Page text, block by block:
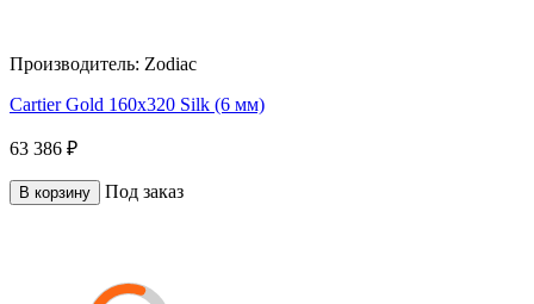
Производитель: Zodiac
Cartier Gold 160x320 Silk (6 мм)
63 386 ₽
В корзину Под заказ